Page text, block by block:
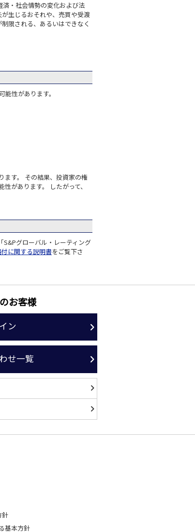
・社会情勢の変化および法
生じるおそれや、売買や受渡
限される、あるいはできなく
性があります。
ます。 その結果、投資家の権
があります。 したがって、
グローバル・レーティング
に関する説明書をご覧下さ
お客様
ン
せ一覧
針
基本方針